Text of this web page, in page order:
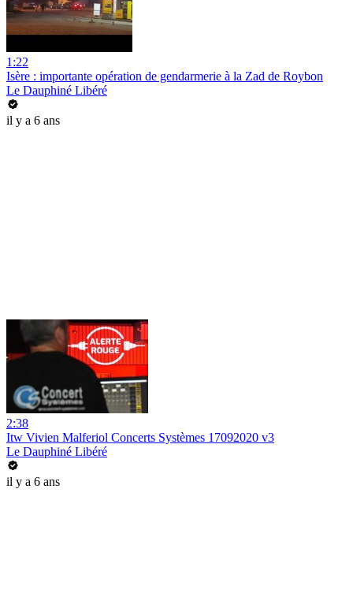
1:22
Isère : importante opération de gendarmerie à la Zad de Roybon
Le Dauphiné Libéré
il y a 6 ans
2:38
Itw Vivien Malferiol Concerts Systèmes 17092020 v3
Le Dauphiné Libéré
il y a 6 ans